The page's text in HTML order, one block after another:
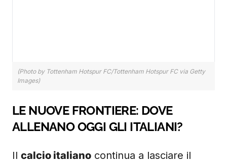
(Photo by Tottenham Hotspur FC/Tottenham Hotspur FC via Getty
Images)
LE NUOVE FRONTIERE: DOVE
ALLENANO OGGI GLI ITALIANI?
Il calcio italiano continua a lasciare il